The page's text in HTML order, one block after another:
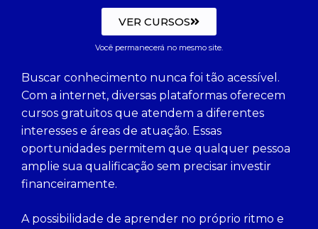
VER CURSOS
Você permanecerá no mesmo site.
Buscar conhecimento nunca foi tão acessível.
Com a internet, diversas plataformas oferecem
cursos gratuitos que atendem a diferentes
interesses e áreas de atuação. Essas
oportunidades permitem que qualquer pessoa
amplie sua qualificação sem precisar investir
financeiramente.
A possibilidade de aprender no próprio ritmo e